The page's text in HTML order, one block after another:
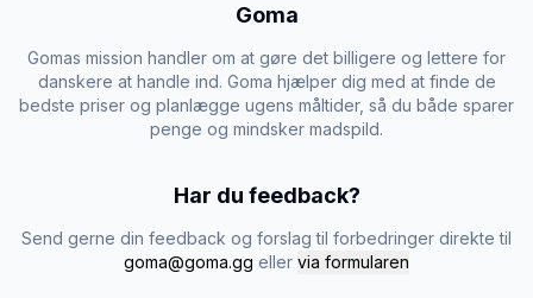
Goma
Gomas mission handler om at gøre det billigere og lettere for
danskere at handle ind. Goma hjælper dig med at finde de
bedste priser og planlægge ugens måltider, så du både sparer
penge og mindsker madspild.
Har du feedback?
Send gerne din feedback og forslag til forbedringer direkte til
goma@goma.gg eller via formularen